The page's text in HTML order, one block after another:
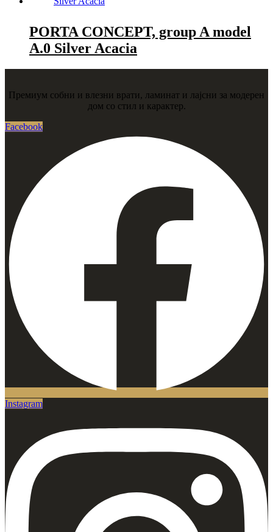
PORTA CONCEPT, group A model
A.0 Silver Acacia
Премиум собни и влезни врати, ламинат и лајсни за модерен
дом со стил и карактер.
Facebook
Instagram